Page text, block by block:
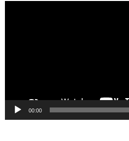
00:00